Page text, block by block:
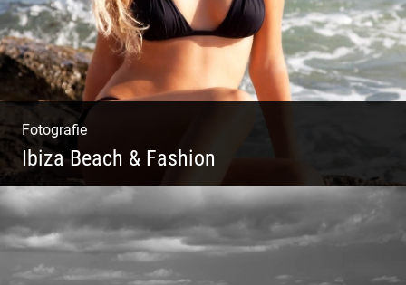
Fotografie
Ibiza Beach & Fashion
Ibiza Beach & Fashion